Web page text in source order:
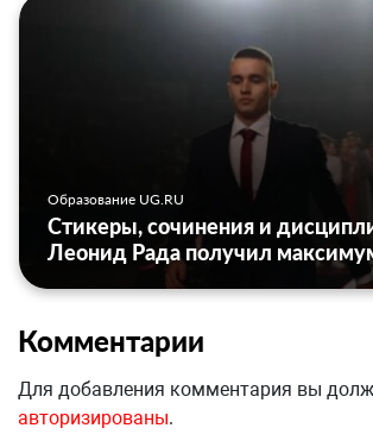
Образование UG.RU
Стикеры, сочинения и
Леонид Рада получил
Комментарии
Для добавления комментария вы
авторизированы.